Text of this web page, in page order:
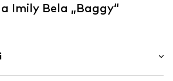
Imily Bela „Baggy“